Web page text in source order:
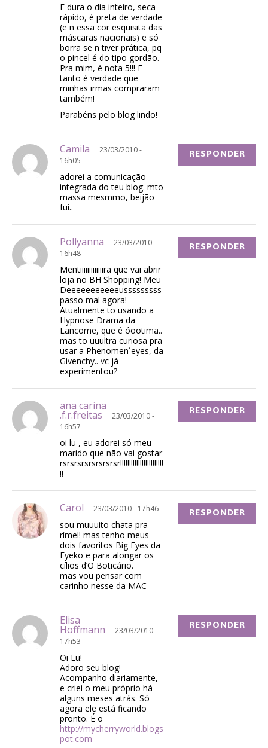
E dura o dia inteiro, seca
rápido, é preta de verdade
(e n essa cor esquisita das
máscaras nacionais) e só
borra se n tiver prática, pq
o pincel é do tipo gordão.
Pra mim, é nota 5!!! E
tanto é verdade que
minhas irmãs compraram
também!
Parabéns pelo blog lindo!
Camila
23/03/2010 -
16h05
adorei a comunicação
integrada do teu blog. mto
massa mesmmo, beijão
fui..
RESPONDER
Pollyanna
23/03/2010 -
16h48
Mentiiiiiiiiiiiiira que vai abrir
loja no BH Shopping! Meu
Deeeeeeeeeeeusssssssss
passo mal agora!
Atualmente to usando a
Hypnose Drama da
Lancome, que é óootima..
mas to uuultra curiosa pra
usar a Phenomen´eyes, da
Givenchy.. vc já
experimentou?
RESPONDER
ana carina
.f.r.freitas
23/03/2010 -
16h57
oi lu , eu adorei só meu
marido que não vai gostar
rsrsrsrsrsrsrsrsr!!!!!!!!!!!!!!!!!!!!!!!!
!!
RESPONDER
Carol 23/03/2010 - 17h46
sou muuuito chata pra
rímel! mas tenho meus
dois favoritos Big Eyes da
Eyeko e para alongar os
cílios d’O Boticário.
mas vou pensar com
carinho nesse da MAC
RESPONDER
Elisa
Hoffmann
23/03/2010 -
17h53
Oi Lu!
Adoro seu blog!
Acompanho diariamente,
e criei o meu próprio há
alguns meses atrás. Só
agora ele está ficando
pronto. É o
http://mycherryworld.blogs
pot.com
RESPONDER